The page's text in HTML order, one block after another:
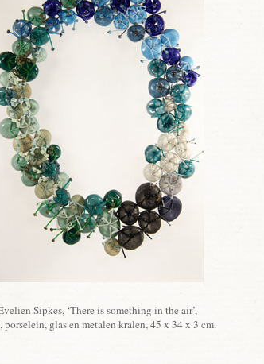
Sipkes, ‘There is something in the air’,
porselein, glas en metalen kralen, 45 x 34 x 3 cm.